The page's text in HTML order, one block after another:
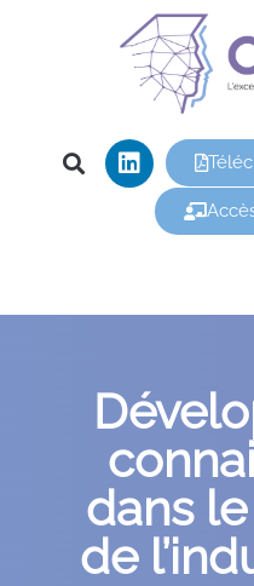
Nos formations
Vous êtesdans
de